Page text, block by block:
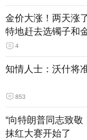
金价大涨！两天涨
特地赶去选镯子和
起来可以保值，小
4
知情人士：沃什将
853
“向特朗普同志致敬
抹红大赛开始了